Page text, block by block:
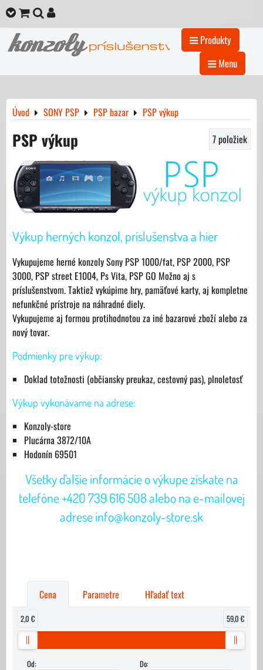
Produkty
Menu
Úvod SONY PSP PSP bazar PSP výkup
PSP výkup 7položiek
Výkup herných konzol, príslušenstva a hier
Vykupujeme herné konzoly Sony PSP 1000/fat, PSP 2000, PSP
3000, PSP street E1004, Ps Vita, PSP GO Možno aj s
príslušenstvom. Taktiež vykúpime hry, pamäťové karty, aj kompletne
nefunkčné prístroje na náhradné diely.
Vykupujeme aj formou protihodnotou za iné bazarové zboží alebo za
nový tovar.
Podmienky pre výkup:
Doklad totožnosti (občiansky preukaz, cestovný pas), plnoletosť
Výkup vykonávame na adrese:
Konzoly-store
Plucárna 3872/10A
Hodonín 69501
Všetky ďalšie informácie o výkupe získate na
telefóne +420 739 616 508 alebo na e-mailovej
adrese info@konzoly-store.sk
Cena Parametre Hľadať text
Od: Do:
2,0 € 59,0 €